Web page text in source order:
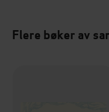
Flere bøker av